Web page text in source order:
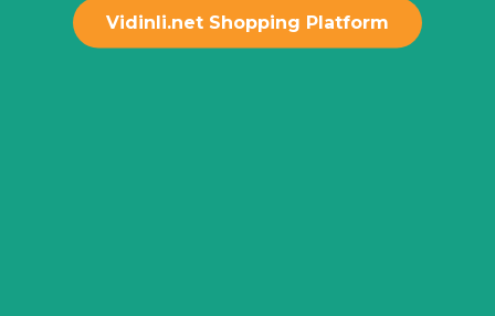
Vidinli.net Shopping Platform